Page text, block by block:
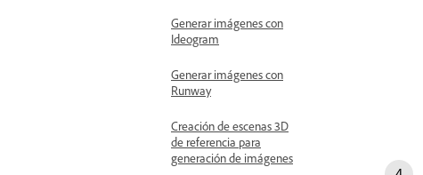
Generar imágenes con
Ideogram
Generar imágenes con
Runway
Creación de escenas 3D
de referencia para
generación de imágenes